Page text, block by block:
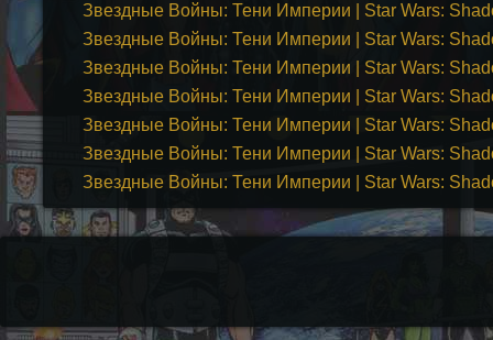
Звездные Войны: Тени Империи | Star Wars:
Звездные Войны: Тени Империи | Star Wars:
Звездные Войны: Тени Империи | Star Wars:
Звездные Войны: Тени Империи | Star Wars:
Звездные Войны: Тени Империи | Star Wars:
Звездные Войны: Тени Империи | Star Wars:
Звездные Войны: Тени Империи | Star Wars: